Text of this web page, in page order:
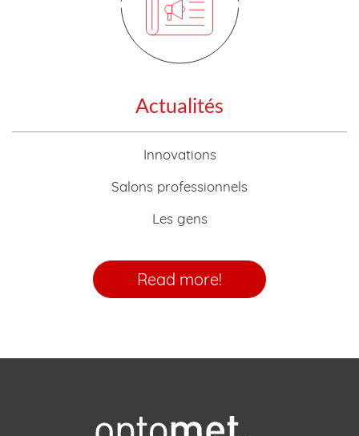
Actualités
Innovations
Salons professionnels
Les gens
Read more!